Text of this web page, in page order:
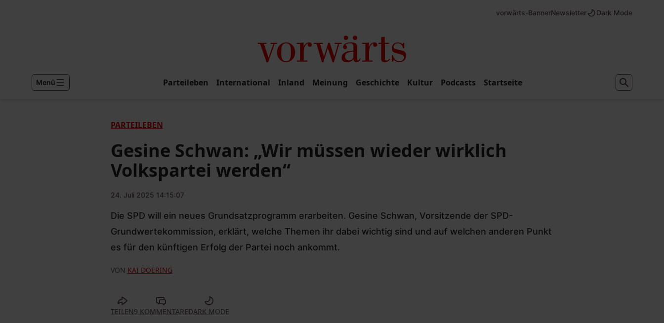
vorwärts-BannerNewsletter Dark Mode
Menü Parteileben International Inland Meinung Geschichte Kultur Podcasts Startseite
PARTEILEBEN
Gesine Schwan: „Wir müssen wieder wirklich
Volkspartei werden“
24. Juli 2025 14:15:07
Die SPD will ein neues Grundsatzprogramm erarbeiten. Gesine Schwan, Vorsitzende der SPD-
Grundwertekommission, erklärt, welche Themen ihr dabei wichtig sind und auf welchen anderen Punkt
es für den künftigen Erfolg der Partei noch ankommt.
VON KAI DOERING
TEILEN9 KOMMENTAREDARK MODE